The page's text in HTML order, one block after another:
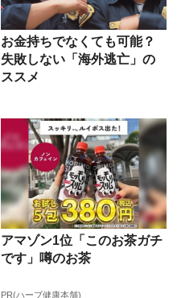
お金持ちでなくても可能？
失敗しない「海外逃亡」の
ススメ
アマゾン1位「このお茶ガチ
です」噂のお茶
PR(ハーブ健康本舗)